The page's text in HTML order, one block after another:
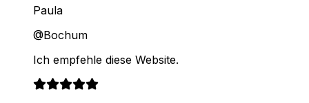
Paula
@Bochum
Ich empfehle diese Website.